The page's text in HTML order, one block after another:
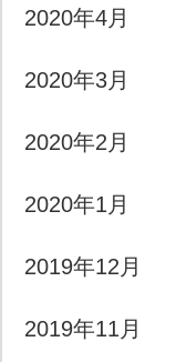
2020年4月
2020年3月
2020年2月
2020年1月
2019年12月
2019年11月